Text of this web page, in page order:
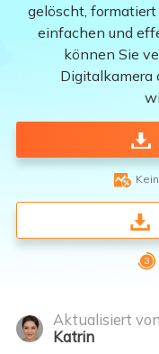
gelöscht,
einfachen und
können Sie
Digitalkamera


Aktualisiert von
Katrin